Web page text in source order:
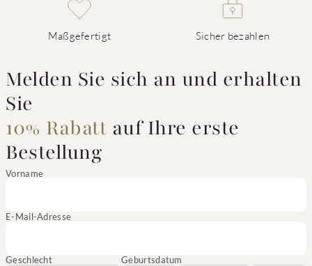
Maßgefertigt Sicher bezahlen
Melden Sie sich an und erhalten
Sie
10% Rabatt auf Ihre erste
Bestellung
Vorname
E-Mail-Adresse
Geschlecht Geburtsdatum